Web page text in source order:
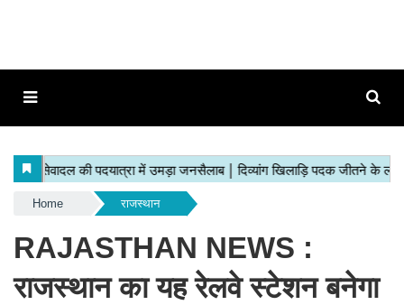
Home राजस्थान
RAJASTHAN NEWS :
राजस्थान का यह रेलवे स्टेशन बनेगा